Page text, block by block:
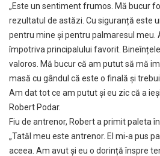
„Este un sentiment frumos. Mă bucur
rezultatul de astăzi. Cu siguranță este
pentru mine și pentru palmaresul
împotriva principalului favorit.
valoros. Mă bucur că am putut să mă
masă cu gândul că este o finală și
Am dat tot ce am putut și eu zic că a
Robert Podar.
Fiu de antrenor, Robert a primit paleta
„Tatăl meu este antrenor. El mi-a pus
aceea. Am avut și eu o dorință înspre